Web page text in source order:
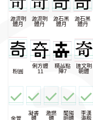
源流明
體月
源流明
體丹
源石黑
體月
源石黑
體丹
粉圓
俐方體
11
精品點
陣7
匯文明
朝體
金萱
凝書
體
激燃
體
蘭陽
明體
李漢
港楷